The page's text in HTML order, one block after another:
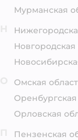
Мурманская
Новгородская
Омская
Оренбургская
Орловская
Пензенская